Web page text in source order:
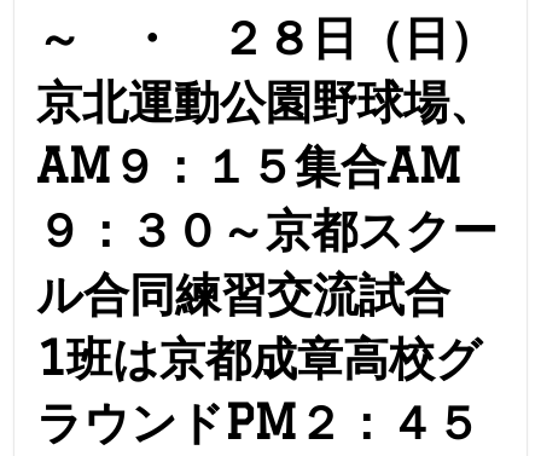
～ ・ ２８日（日）
京北運動公園野球場、
AM９：１５集合AM
９：３０～京都スクー
ル合同練習交流試合
1班は京都成章高校グ
ラウンドPM２：４５